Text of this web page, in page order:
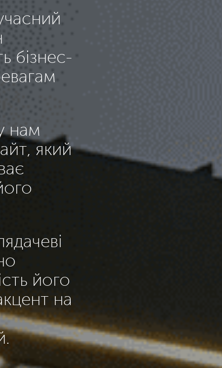
бізнес-
нам
який
його
на